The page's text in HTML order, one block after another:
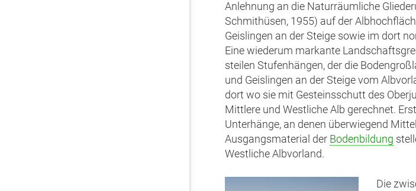
Anlehnung an die Naturräumliche
Schmithüsen, 1955) auf der
Geislingen an der Steige sowie im dort
Eine wiederum markante
steilen Stufenhängen, der die
und Geislingen an der Steige vom
dort wo sie mit Gesteinsschutt des
Mittlere und Westliche Alb gerechnet.
Unterhänge, an denen überwiegend
Ausgangsmaterial der Bodenbildung
Westliche Albvorland.
Die